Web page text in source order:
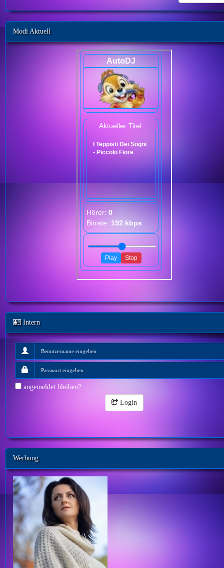
Modi Aktuell
Intern
angemeldet bleiben?
Login
Werbung